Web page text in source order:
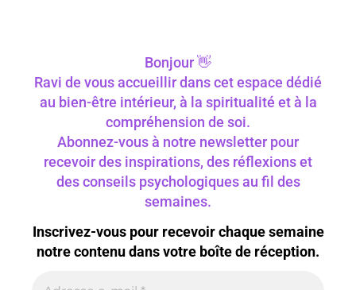
Bonjour 👋
Ravi de vous accueillir dans cet espace dédié
au bien-être intérieur, à la spiritualité et à la
compréhension de soi.
Abonnez-vous à notre newsletter pour
recevoir des inspirations, des réflexions et
des conseils psychologiques au fil des
semaines.
Inscrivez-vous pour recevoir chaque semaine
notre contenu dans votre boîte de réception.